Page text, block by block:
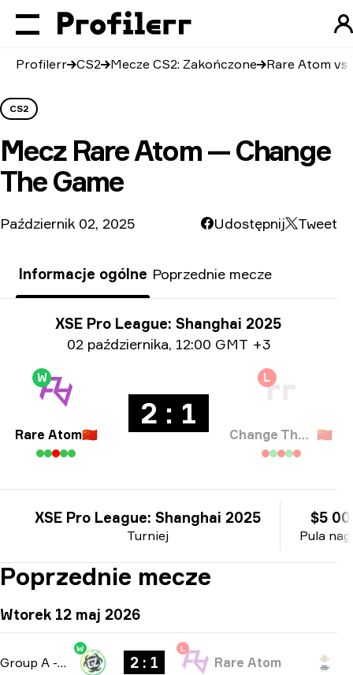
Profilerr CS2 Mecze CS2: Zakończone Rare Atom vs
CS2
Mecz Rare Atom — Change
The Game
Październik 02, 2025 Udostępnij Tweet
Informacje ogólne Poprzednie mecze
Informacje o turnieju
XSE Pro League: Shanghai 2025
Informacje o dacie
02 października, 12:00 GMT +3
W
Rare Atom🇨🇳
2 : 1
L
Change The Game 🇨🇳
Turniej
XSE Pro League: Shanghai 2025
Pula
$5
Poprzednie mecze
Wtorek 12 maj 2026
Group A - bo3
W
2 : 1
L
Rare Atom